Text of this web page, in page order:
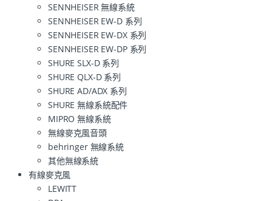
SENNHEISER 無線系統
SENNHEISER EW-D 系列
SENNHEISER EW-DX 系列
SENNHEISER EW-DP 系列
SHURE SLX-D 系列
SHURE QLX-D 系列
SHURE AD/ADX 系列
SHURE 無線系統配件
MIPRO 無線系統
無線麥克風音頭
behringer 無線系統
其他無線系統
有線麥克風
LEWITT